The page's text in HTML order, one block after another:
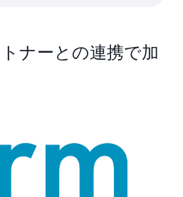
ナーとの連携で加